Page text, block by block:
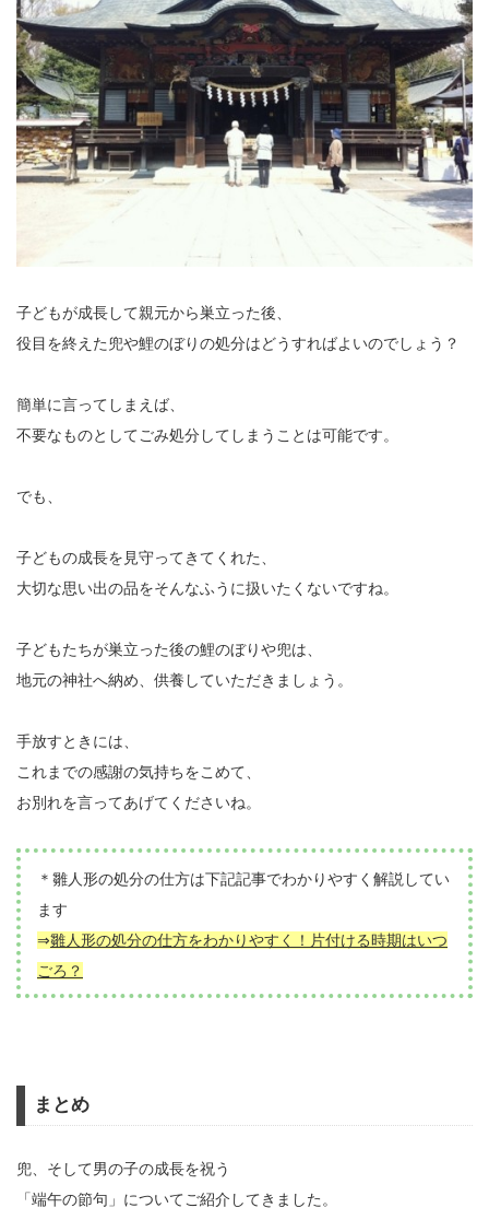
子どもが成長して親元から巣立った後、
役目を終えた兜や鯉のぼりの処分はどうすればよいのでしょう？
簡単に言ってしまえば、
不要なものとしてごみ処分してしまうことは可能です。
でも、
子どもの成長を見守ってきてくれた、
大切な思い出の品をそんなふうに扱いたくないですね。
子どもたちが巣立った後の鯉のぼりや兜は、
地元の神社へ納め、供養していただきましょう。
手放すときには、
これまでの感謝の気持ちをこめて、
お別れを言ってあげてくださいね。
＊雛人形の処分の仕方は下記記事でわかりやすく解説してい
ます
⇒雛人形の処分の仕方をわかりやすく！片付ける時期はいつ
ごろ？
まとめ
兜、そして男の子の成長を祝う
「端午の節句」についてご紹介してきました。